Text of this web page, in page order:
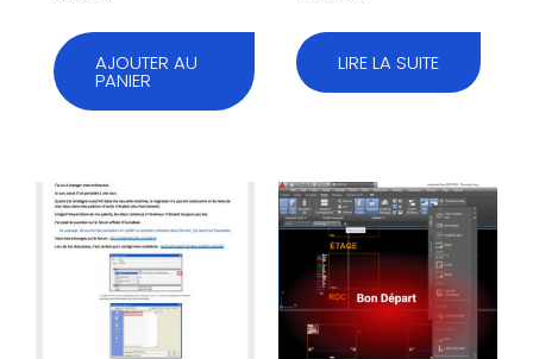
AJOUTER AU
PANIER
LIRE LA SUITE